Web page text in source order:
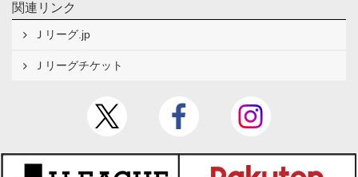
関連リンク
Ｊリーグ.jp
Ｊリーグチケット